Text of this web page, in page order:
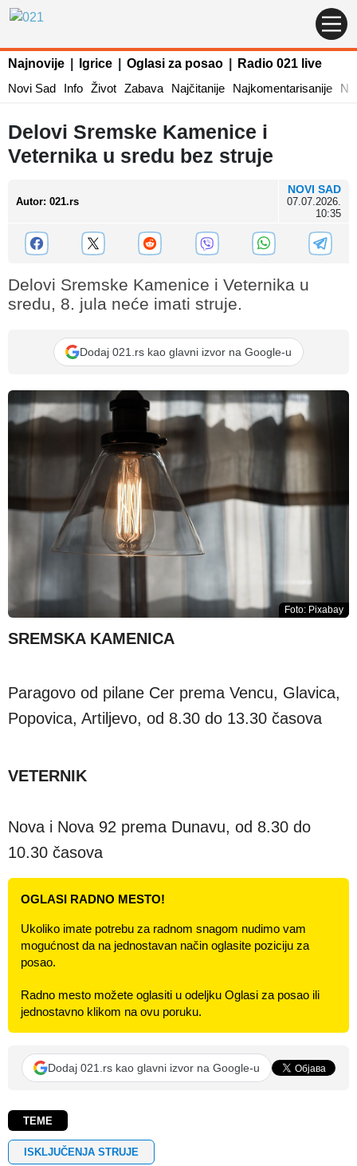
Najnovije Igrice Oglasi za posao
Radio 021 live
Novi Sad
Info Život Zabava Najčitanije Najkomentarisanije
Delovi Sremske Kamenice i
Veternika u sredu bez struje
Autor: 021.rs
NOVI SAD
07.07.2026.
10:35
Delovi Sremske Kamenice i Veternika u
sredu, 8. jula neće imati struje.
Dodaj 021.rs kao glavni izvor na Google-u
Foto: Pixabay
SREMSKA KAMENICA
Paragovo od pilane Cer prema Vencu, Glavica,
Popovica, Artiljevo, od 8.30 do 13.30 časova
VETERNIK
Nova i Nova 92 prema Dunavu, od 8.30 do
10.30 časova
OGLASI RADNO MESTO!
Ukoliko imate potrebu za radnom snagom nudimo vam
mogućnost da na jednostavan način oglasite poziciju za
posao.
Radno mesto možete oglasiti u odeljku Oglasi za posao ili
jednostavno klikom na ovu poruku.
Dodaj 021.rs kao glavni izvor na Google-u
TEME
ISKLJUČENJA STRUJE